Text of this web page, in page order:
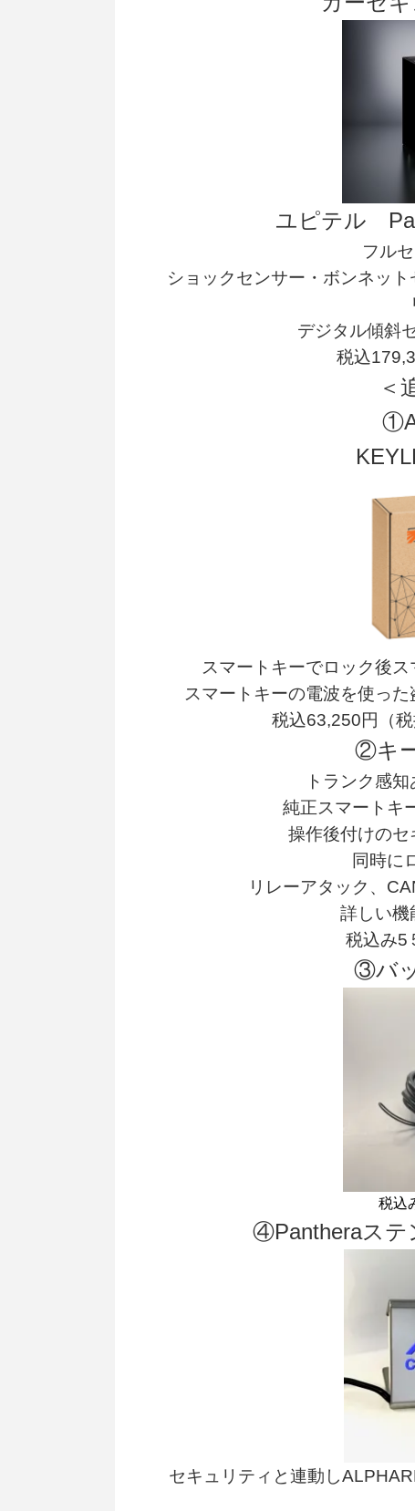
ユピテル
フル
ショックセンサー・ボンネッ
デジタル傾斜
税込
＜
スマートキーでロック後
スマートキーの電波を使っ
税込63,250円（
②キ
トランク感
純正スマートキ
操作後付けのセ
同時に
リレーアタック、
詳しい機
税込み5
③バ
税込
④Pantheraステ
セキュリティと連動し